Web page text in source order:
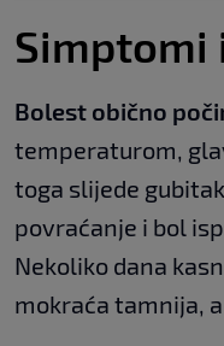
Simptomi
Bolest obično
temperaturom,
toga slijede
povraćanje i bol
Nekoliko dana
mokraća tamnija,